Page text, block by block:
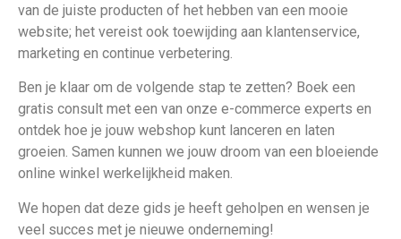
van de juiste producten of het hebben van een mooie
website; het vereist ook toewijding aan klantenservice,
marketing en continue verbetering.
Ben je klaar om de volgende stap te zetten? Boek een
gratis consult met een van onze e-commerce experts en
ontdek hoe je jouw webshop kunt lanceren en laten
groeien. Samen kunnen we jouw droom van een bloeiende
online winkel werkelijkheid maken.
We hopen dat deze gids je heeft geholpen en wensen je
veel succes met je nieuwe onderneming!